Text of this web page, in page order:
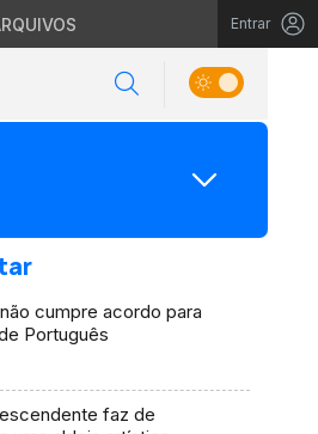
Entrar
cumpre acordo para
Português
faz de